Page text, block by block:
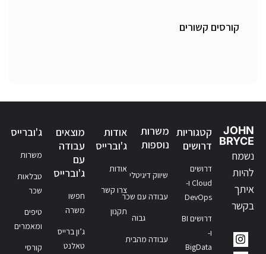
קורסים קשורים
JOHN
BRYCE
נשמח
להיות
איתך
בקשר
קטגוריות
דרושים
דרושים
Cloud ו-
DevOps
דרושים BI
ו-
BigData
משרות
נוספות
שיווק דיגיטלי
עבודה עם שכר
גבוה
עבודה מהבית
אודות
ג'וברייס
אודות
צרו קשר
תקנון
מוצאים
עבודה
עם
ג'וברייס
חפשו
משרה
ג’ון ברייס
טאלנט
ג'וברייס
משרות
טבלאות
שכר
טיפים
ומאמרים
קורסי